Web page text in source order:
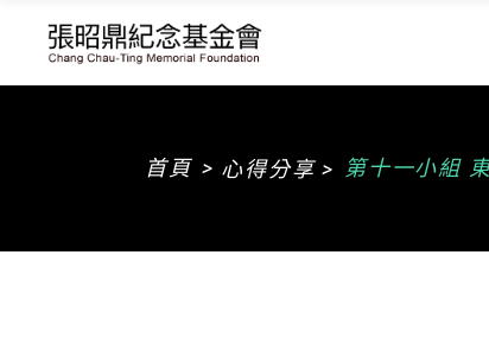
首頁 > 心得分享 > 第十一小組